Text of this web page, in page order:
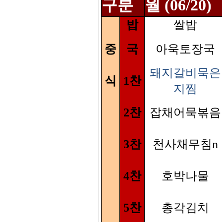
구분 월 (06/20)
밥
쌀밥
중
국 아욱토장국
식 1찬
돼지갈비묵은
지찜
2찬
잡채어묵볶음
3찬 천사채무침n
4찬 호박나물
5찬 총각김치